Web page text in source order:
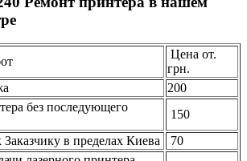
Цена от.
грн.
200
без последующего
150
в пределах Киева
70